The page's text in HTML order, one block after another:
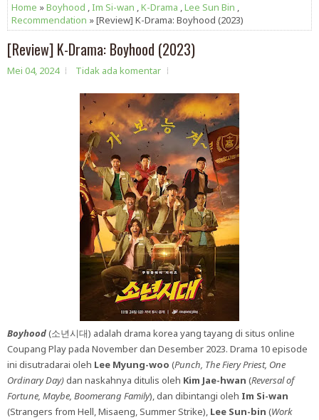
Home »Boyhood ,Im Si-wan ,K-Drama ,Lee Sun Bin ,
Recommendation » [Review] K-Drama: Boyhood (2023)
[Review] K-Drama: Boyhood (2023)
Mei 04, 2024 Tidak ada komentar
Boyhood(소년시대) adalah drama korea yang tayang di situs online
Coupang Play pada November dan Desember 2023. Drama 10 episode
ini disutradarai oleh Lee Myung-woo (Punch, The Fiery Priest, One
Ordinary Day)dan naskahnya ditulis oleh Kim Jae-hwan (Reversal of
Fortune, Maybe, Boomerang Family), dan dibintangi oleh Im Si-wan
(Strangers from Hell, Misaeng, Summer Strike), Lee Sun-bin (Work